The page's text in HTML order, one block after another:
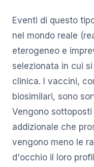
Eventi di questo
nel mondo reale
eterogeneo e
selezionata in cui
clinica. I vaccini,
biosimilari, sono
Vengono
addizionale che
vengono meno le
d'occhio il loro